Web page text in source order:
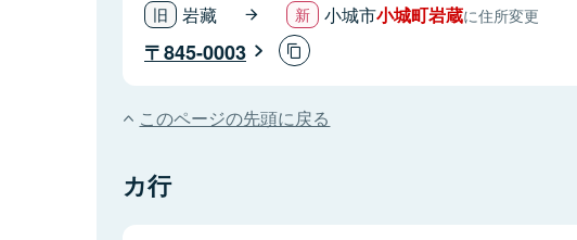
岩藏 小城市小城町岩蔵に住所変更
845-0003
このページの先頭に戻る
カ行